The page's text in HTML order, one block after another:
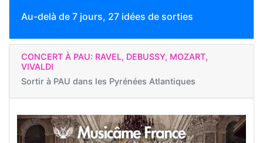
Au-delà de 7 jours, 27 idées de sorties
CONCERT À PAU: RAVEL, DEBUSSY, MOZART,
VIVALDI
Sortir à PAU dans les Pyrénées Atlantiques